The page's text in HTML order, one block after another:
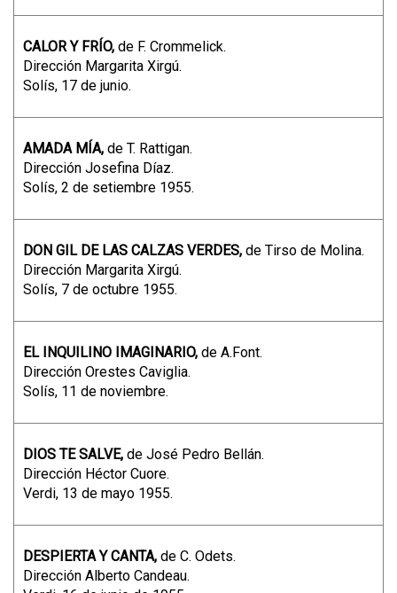
CALOR Y FRÍO, de F. Crommelick.
Dirección Margarita Xirgú.
Solís, 17 de junio.
AMADA MÍA, de T. Rattigan.
Dirección Josefina Díaz.
Solís, 2 de setiembre 1955.
DON GIL DE LAS CALZAS VERDES, de Tirso de Molina.
Dirección Margarita Xirgú.
Solís, 7 de octubre 1955.
EL INQUILINO IMAGINARIO, de A.Font.
Dirección Orestes Caviglia.
Solís, 11 de noviembre.
DIOS TE SALVE, de José Pedro Bellán.
Dirección Héctor Cuore.
Verdi, 13 de mayo 1955.
DESPIERTA Y CANTA, de C. Odets.
Dirección Alberto Candeau.